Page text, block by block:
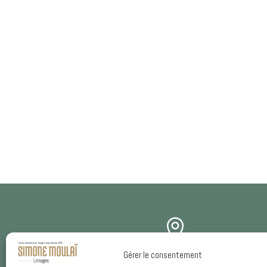
Gérer le consentement
